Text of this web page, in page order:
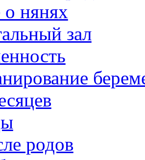
о нянях
зал
родов